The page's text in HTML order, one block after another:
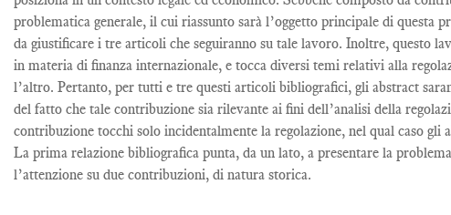
problematica generale, il cui riassunto sarà l’oggetto principale di questa
da giustificare i tre articoli che seguiranno su tale lavoro. Inoltre, questo
in materia di finanza internazionale, e tocca diversi temi relativi alla
l’altro. Pertanto, per tutti e tre questi articoli bibliografici, gli abstract
del fatto che tale contribuzione sia rilevante ai fini dell’analisi della
contribuzione tocchi solo incidentalmente la regolazione, nel qual caso gli
La prima relazione bibliografica punta, da un lato, a presentare la
l’attenzione su due contribuzioni, di natura storica.